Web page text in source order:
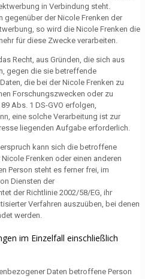
in Verbindung steht.
der Nicole Frenken der
so wird die Nicole Frenken die
für diese Zwecke verarbeiten.
Recht, aus Gründen, die sich aus
gegen die sie betreffende
die bei der Nicole Frenken zu
Forschungszwecken oder zu
Abs. 1 DS-GVO erfolgen,
eine solche Verarbeitung ist zur
liegenden Aufgabe erforderlich.
kann sich die betroffene
Frenken oder einen anderen
Person steht es ferner frei, im
Diensten der
der Richtlinie 2002/58/EG, ihr
Verfahren auszuüben, bei denen
werden.
im Einzelfall einschließlich
Daten betroffene Person